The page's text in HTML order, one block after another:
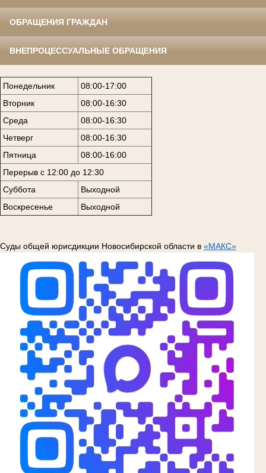
ОБРАЩЕНИЯ ГРАЖДАН
ВНЕПРОЦЕССУАЛЬНЫЕ ОБРАЩЕНИЯ
Понедельник
08:00-17:00
Вторник
08:00-16:30
Среда
08:00-16:30
Четверг
08:00-16:30
Пятница
08:00-16:00
Перерыв с 12:00 до 12:30
Суббота
Выходной
Воскресенье
Выходной
Суды общей юрисдикции Новосибирской области в «МАКС»